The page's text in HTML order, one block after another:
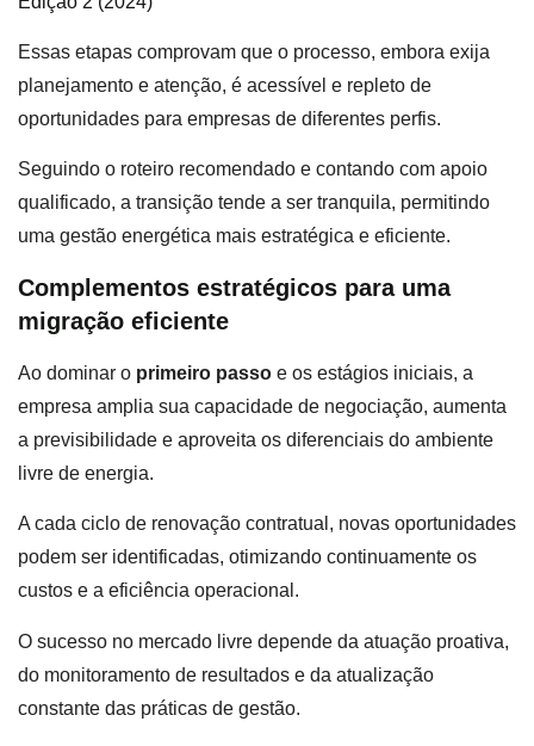
Essas etapas comprovam que o processo, embora exija
planejamento e atenção, é acessível e repleto de
oportunidades para empresas de diferentes perfis.
Seguindo o roteiro recomendado e contando com apoio
qualificado, a transição tende a ser tranquila, permitindo
uma gestão energética mais estratégica e eficiente.
Complementos estratégicos para uma
migração eficiente
Ao dominar o primeiro passo e os estágios iniciais, a
empresa amplia sua capacidade de negociação, aumenta
a previsibilidade e aproveita os diferenciais do ambiente
livre de energia.
A cada ciclo de renovação contratual, novas oportunidades
podem ser identificadas, otimizando continuamente os
custos e a eficiência operacional.
O sucesso no mercado livre depende da atuação proativa,
do monitoramento de resultados e da atualização
constante das práticas de gestão.